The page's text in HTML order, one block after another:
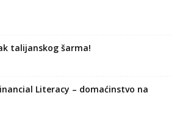
talijanskog šarma!
Literacy – domaćinstvo na